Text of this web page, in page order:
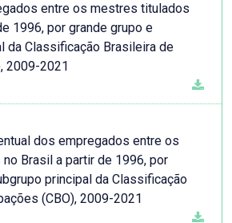
entre os mestres titulados
1996, por grande grupo e
da Classificação Brasileira de
2009-2021
dos empregados entre os
Brasil a partir de 1996, por
principal da Classificação
(CBO), 2009-2021